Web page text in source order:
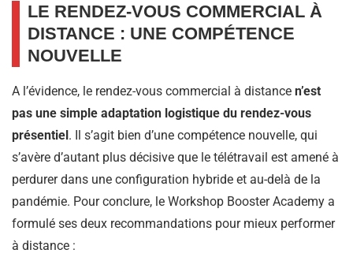
LE RENDEZ-VOUS COMMERCIAL À
DISTANCE : UNE COMPÉTENCE
NOUVELLE
A l’évidence, le rendez-vous commercial à distance n’est
pas une simple adaptation logistique du rendez-vous
présentiel. Il s’agit bien d’une compétence nouvelle, qui
s’avère d’autant plus décisive que le télétravail est amené à
perdurer dans une configuration hybride et au-delà de la
pandémie. Pour conclure, le Workshop Booster Academy a
formulé ses deux recommandations pour mieux performer
à distance :